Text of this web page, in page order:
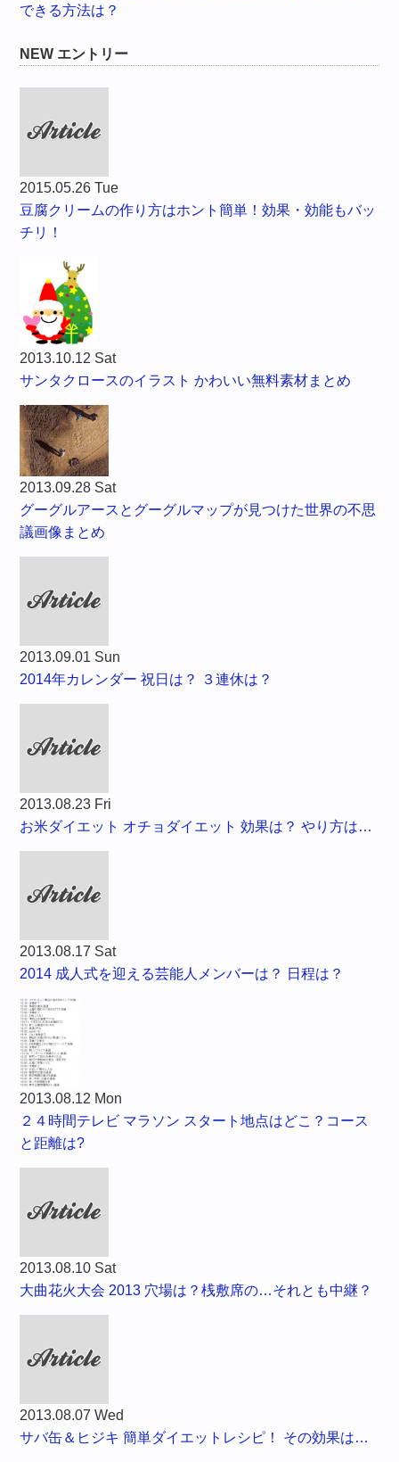
できる方法は？
NEW エントリー
2015.05.26 Tue
豆腐クリームの作り方はホント簡単！効果・効能もバッ
チリ！
2013.10.12 Sat
サンタクロースのイラスト かわいい無料素材まとめ
2013.09.28 Sat
グーグルアースとグーグルマップが見つけた世界の不思
議画像まとめ
2013.09.01 Sun
2014年カレンダー 祝日は？ ３連休は？
2013.08.23 Fri
お米ダイエット オチョダイエット 効果は？ やり方は…
2013.08.17 Sat
2014 成人式を迎える芸能人メンバーは？ 日程は？
2013.08.12 Mon
２４時間テレビ マラソン スタート地点はどこ？コース
と距離は?
2013.08.10 Sat
大曲花火大会 2013 穴場は？桟敷席の…それとも中継？
2013.08.07 Wed
サバ缶＆ヒジキ 簡単ダイエットレシピ！ その効果は…